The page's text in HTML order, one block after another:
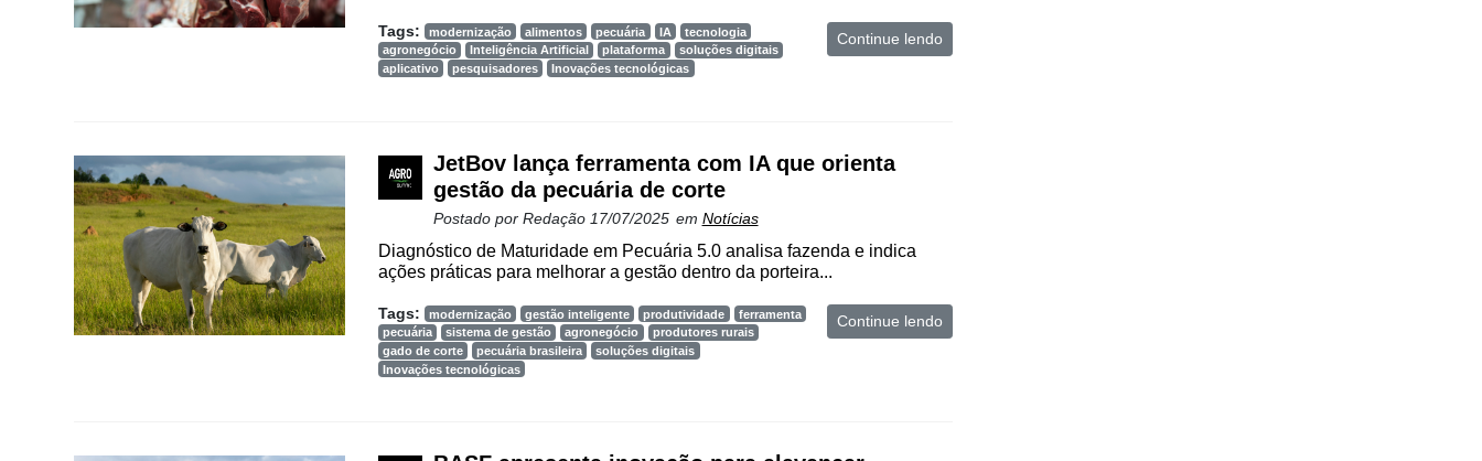
Tags: modernização alimentos pecuária IA
tecnologia
agronegócio
Inteligência Artificial plataforma
soluções digitais
aplicativo
pesquisadores Inovações tecnológicas
Continue lendo
JetBov lança ferramenta com IA que orienta
gestão da pecuária de corte
Postado por Redação 17/07/2025 em Notícias
Diagnóstico de Maturidade em Pecuária 5.0 analisa fazenda e indica
ações práticas para melhorar a gestão dentro da porteira...
Tags: modernização gestão inteligente produtividade
ferramenta
pecuária
sistema de gestão agronegócio
produtores rurais
gado de corte
pecuária brasileira
soluções digitais
Inovações tecnológicas
Continue lendo